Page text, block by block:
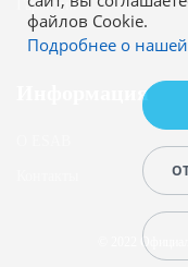
файлов Cookie.
Подробнее о
Гарантия
Информация
© 2022